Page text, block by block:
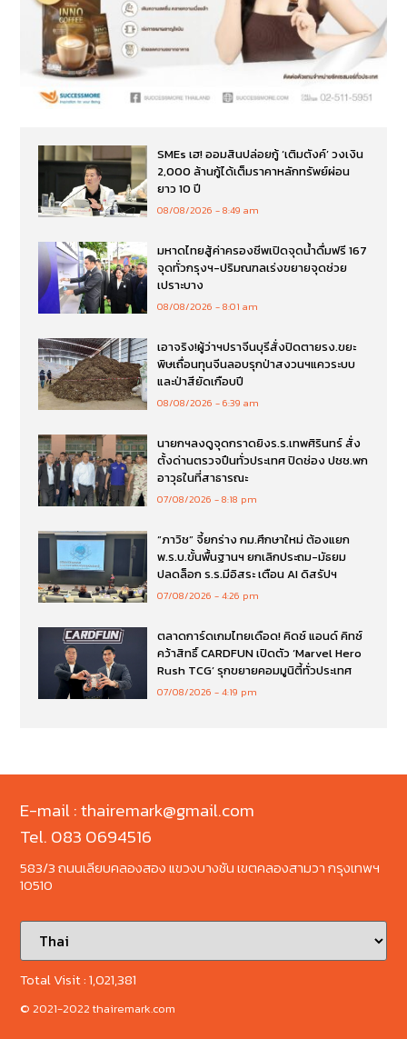
SMEs เฮ! ออมสินปล่อยกู้ ‘เติมตังค์’ วงเงิน
2,000 ล้านกู้ได้เต็มราคาหลักทรัพย์ผ่อน
ยาว 10 ปี
08/08/2026 8:49 am
มหาดไทยสู้ค่าครองชีพเปิดจุดน้ำดื่มฟรี 167
จุดทั่วกรุงฯ-ปริมณฑลเร่งขยายจุดช่วย
เปราะบาง
08/08/2026 8:01 am
เอาจริง!ผู้ว่าฯปราจีนบุรีสั่งปิดตายรง.ขยะ
พิษเถื่อนทุนจีนลอบรุกป่าสงวนฯแควระบบ
และป่าสียัดเกือบปี
08/08/2026 6:39 am
นายกฯลงดูจุดกราดยิงร.ร.เทพศิรินทร์ สั่ง
ตั้งด่านตรวจปืนทั่วประเทศ ปิดช่อง ปชช.พก
อาวุธในที่สาธารณะ
07/08/2026 8:18 pm
“ภาวิช” จี้ยกร่าง กม.ศึกษาใหม่ ต้องแยก
พ.ร.บ.ขั้นพื้นฐานฯ ยกเลิกประถม-มัธยม
ปลดล็อก ร.ร.มีอิสระ เตือน AI ดิสรัปฯ
07/08/2026 4:26 pm
ตลาดการ์ดเกมไทยเดือด! คิดซ์ แอนด์ คิทซ์
คว้าสิทธิ์ CARDFUN เปิดตัว ‘Marvel Hero
Rush TCG’ รุกขยายคอมมูนิตี้ทั่วประเทศ
07/08/2026 4:19 pm
E-mail : thairemark@gmail.com
Tel. 083 0694516
583/3 ถนนเลียบคลองสอง แขวงบางชัน เขตคลองสามวา กรุงเทพฯ
10510
Total Visit :1,021,381
© 2021-2022 thairemark.com